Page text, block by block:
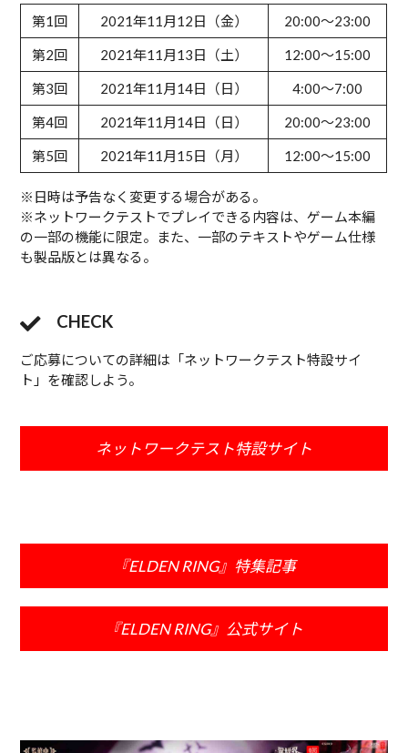
第1回 2021年11月12日（金） 20:00～23:00
第2回 2021年11月13日（土） 12:00～15:00
第3回 2021年11月14日（日） 4:00～7:00
第4回 2021年11月14日（日） 20:00～23:00
第5回 2021年11月15日（月） 12:00～15:00
※日時は予告なく変更する場合がある。
※ネットワークテストでプレイできる内容は、ゲーム本編
の一部の機能に限定。また、一部のテキストやゲーム仕様
も製品版とは異なる。
CHECK
ご応募についての詳細は「ネットワークテスト特設サイ
ト」を確認しよう。
ネットワークテスト特設サイト
『ELDEN RING』特集記事
『ELDEN RING』公式サイト